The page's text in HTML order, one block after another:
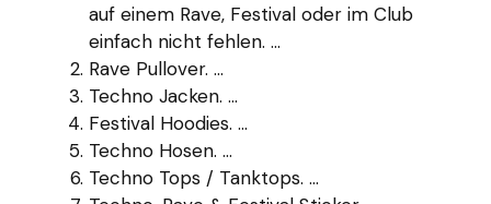
auf einem Rave, Festival oder im Club
einfach nicht fehlen. ...
Rave Pullover. ...
Techno Jacken. ...
Festival Hoodies. ...
Techno Hosen. ...
Techno Tops / Tanktops. ...